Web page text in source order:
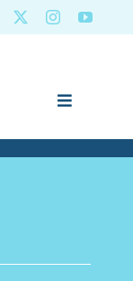
Toggle